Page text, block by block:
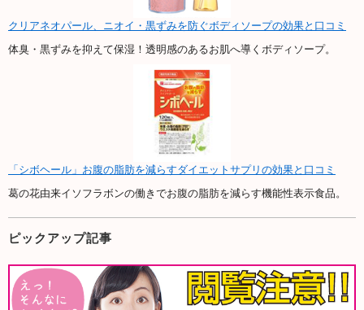
クリアネオパール、ニオイ・黒ずみを防ぐボディソープの効果と口コミ
体臭・黒ずみを抑えて保湿！透明感のあるお肌へ導くボディソープ。
「シボヘール」お腹の脂肪を減らすダイエットサプリの効果と口コミ
葛の花由来イソフラボンの働きでお腹の脂肪を減らす機能性表示食品。
ピックアップ記事